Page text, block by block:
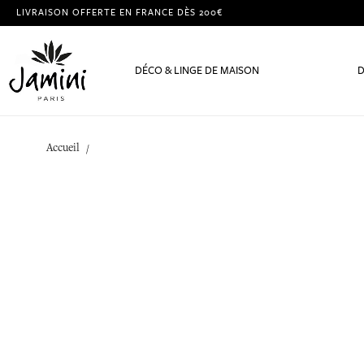
LIVRAISON OFFERTE EN FRANCE DÈS 200€
DÉCO & LINGE DE MAISON
Accueil